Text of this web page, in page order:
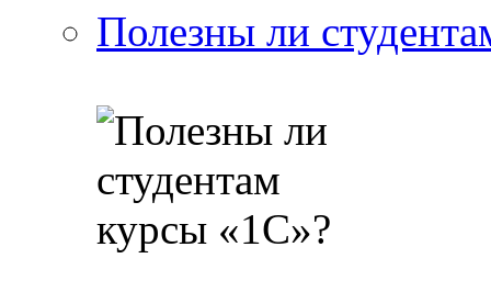
Полезны ли